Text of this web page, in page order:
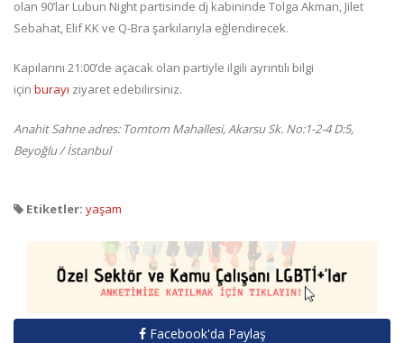
olan 90’lar Lubun Night partisinde dj kabininde Tolga Akman, Jilet
Sebahat, Elif KK ve Q-Bra şarkılarıyla eğlendirecek.
Kapılarını 21:00’de açacak olan partiyle ilgili ayrıntılı bilgi
için burayı ziyaret edebilirsiniz.
Anahit Sahne adres: Tomtom Mahallesi, Akarsu Sk. No:1-2-4 D:5,
Beyoğlu / İstanbul
Etiketler: yaşam
Facebook'da Paylaş